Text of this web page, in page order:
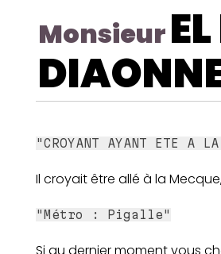
Monsieur
"CROYANT AYANT ETE A LA
Il croyait être allé à la
"Métro : Pigalle"
Si au dernier moment vous